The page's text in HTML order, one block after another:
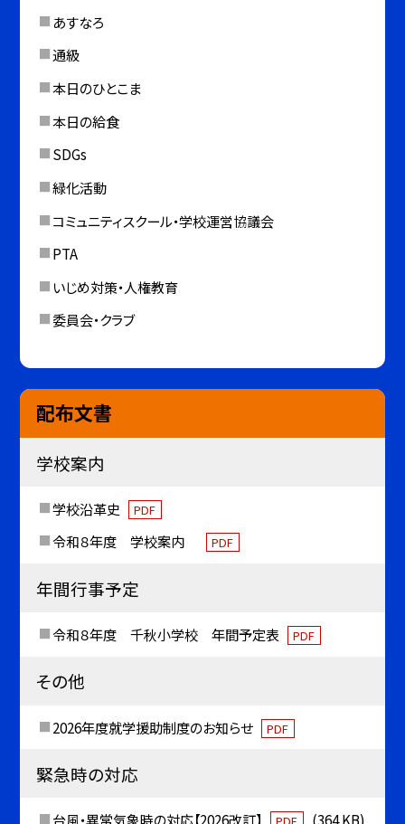
あすなろ
通級
本日のひとこま
本日の給食
SDGs
緑化活動
コミュニティスクール・学校運営協議会
PTA
いじめ対策・人権教育
委員会・クラブ
配布文書
学校案内
学校沿革史 PDF
令和８年度 学校案内 PDF
年間行事予定
令和８年度 千秋小学校 年間予定表 PDF
その他
2026年度就学援助制度のお知らせ PDF
緊急時の対応
台風・異常気象時の対応【2026改訂】 (364 KB)